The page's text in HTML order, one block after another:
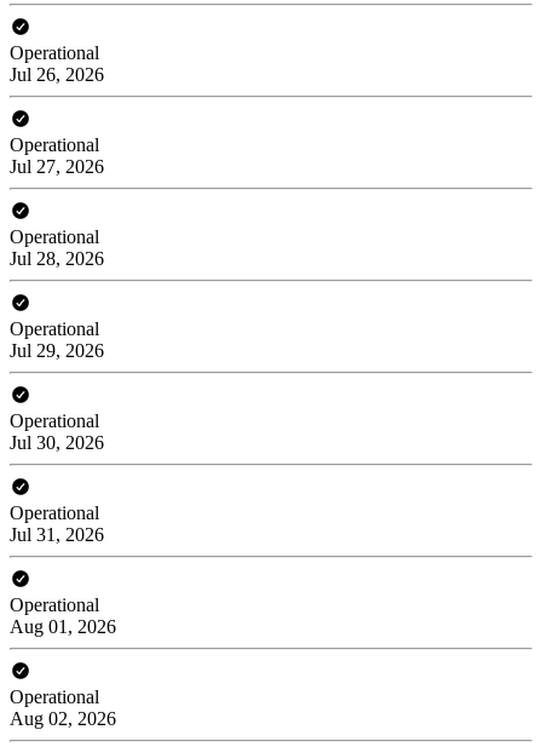
Operational
Jul 26, 2026
Operational
Jul 27, 2026
Operational
Jul 28, 2026
Operational
Jul 29, 2026
Operational
Jul 30, 2026
Operational
Jul 31, 2026
Operational
Aug 01, 2026
Operational
Aug 02, 2026